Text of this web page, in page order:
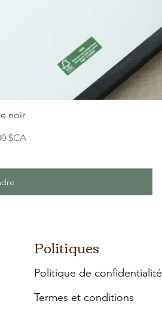
noir
$CA
Politiques
Politique de confidentialité
Termes et conditions